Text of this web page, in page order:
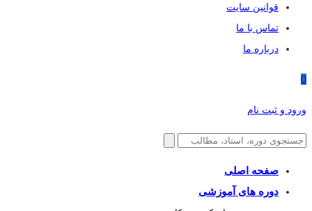
قوانین سایت
تماس با ما
درباره ما
0
ورود و ثبت نام
صفحه اصلی
دوره های آموزشی